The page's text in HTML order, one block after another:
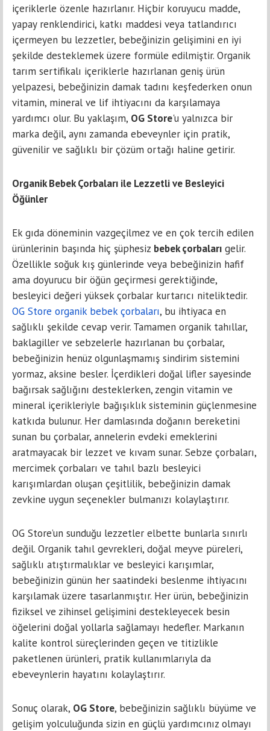
içeriklerle özenle hazırlanır. Hiçbir koruyucu madde,
yapay renklendirici, katkı maddesi veya tatlandırıcı
içermeyen bu lezzetler, bebeğinizin gelişimini en iyi
şekilde desteklemek üzere formüle edilmiştir. Organik
tarım sertifikalı içeriklerle hazırlanan geniş ürün
yelpazesi, bebeğinizin damak tadını keşfederken onun
vitamin, mineral ve lif ihtiyacını da karşılamaya
yardımcı olur. Bu yaklaşım, OG Store'u yalnızca bir
marka değil, aynı zamanda ebeveynler için pratik,
güvenilir ve sağlıklı bir çözüm ortağı haline getirir.
Organik Bebek Çorbaları ile Lezzetli ve Besleyici
Öğünler
Ek gıda döneminin vazgeçilmez ve en çok tercih edilen
ürünlerinin başında hiç şüphesiz bebek çorbaları gelir.
Özellikle soğuk kış günlerinde veya bebeğinizin hafif
ama doyurucu bir öğün geçirmesi gerektiğinde,
besleyici değeri yüksek çorbalar kurtarıcı niteliktedir.
OG Store organik bebek çorbaları, bu ihtiyaca en
sağlıklı şekilde cevap verir. Tamamen organik tahıllar,
baklagiller ve sebzelerle hazırlanan bu çorbalar,
bebeğinizin henüz olgunlaşmamış sindirim sistemini
yormaz, aksine besler. İçerdikleri doğal lifler sayesinde
bağırsak sağlığını desteklerken, zengin vitamin ve
mineral içerikleriyle bağışıklık sisteminin güçlenmesine
katkıda bulunur. Her damlasında doğanın bereketini
sunan bu çorbalar, annelerin evdeki emeklerini
aratmayacak bir lezzet ve kıvam sunar. Sebze çorbaları,
mercimek çorbaları ve tahıl bazlı besleyici
karışımlardan oluşan çeşitlilik, bebeğinizin damak
zevkine uygun seçenekler bulmanızı kolaylaştırır.
OG Store’un sunduğu lezzetler elbette bunlarla sınırlı
değil. Organik tahıl gevrekleri, doğal meyve püreleri,
sağlıklı atıştırmalıklar ve besleyici karışımlar,
bebeğinizin günün her saatindeki beslenme ihtiyacını
karşılamak üzere tasarlanmıştır. Her ürün, bebeğinizin
fiziksel ve zihinsel gelişimini destekleyecek besin
öğelerini doğal yollarla sağlamayı hedefler. Markanın
kalite kontrol süreçlerinden geçen ve titizlikle
paketlenen ürünleri, pratik kullanımlarıyla da
ebeveynlerin hayatını kolaylaştırır.
Sonuç olarak, OG Store, bebeğinizin sağlıklı büyüme ve
gelişim yolculuğunda sizin en güçlü yardımcınız olmayı